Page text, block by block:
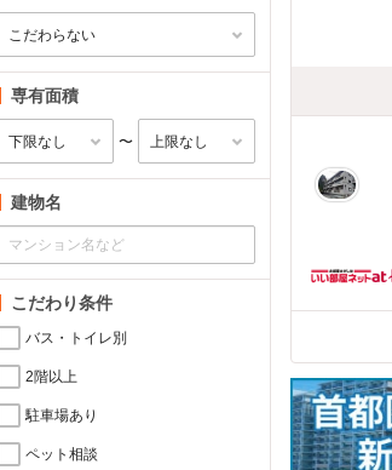
専有面積
〜
建物名
こだわり条件
バス・トイレ別
2階以上
駐車場あり
ペット相談